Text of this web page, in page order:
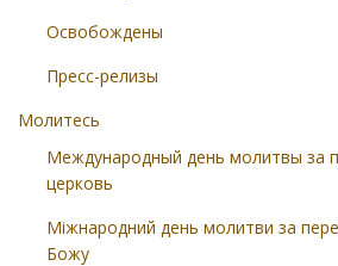
Освобождены
Пресс-релизы
Молитесь
Международный день молитвы за
церковь
Міжнародний день молитви за
Божу